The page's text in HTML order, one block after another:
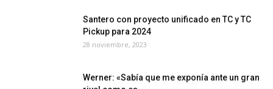
Santero con proyecto unificado en TC y TC
Pickup para 2024
28 noviembre, 2023
Werner: «Sabía que me exponía ante un gran